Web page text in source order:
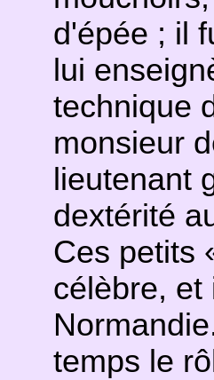
d'épée ; il
lui
technique
monsieur
lieutenant
dextérité
Ces petits
célèbre, et
temps le